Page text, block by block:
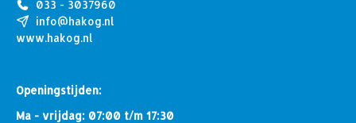
033 - 3037960
info@hakog.nl
www.hakog.nl
Openingstijden:
Ma - vrijdag: 07:00 t/m 17:30